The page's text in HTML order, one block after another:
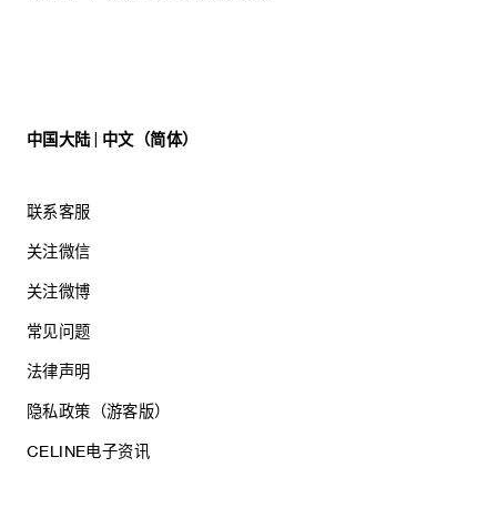
中国大陆 | 中文（简体）
联系客服
关注微信
关注微博
常见问题
法律声明
隐私政策（游客版）
CELINE电子资讯